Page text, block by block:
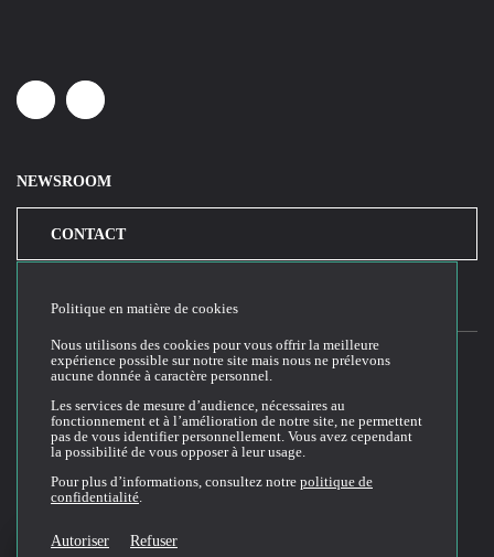
LinkedinYoutube
NEWSROOM
CONTACT
Conditions générales d'utilisation du site web
Politique de confidentialité
Politique de cookies
Conditions Générales de Vente et Utilisation (CGVU)
Politique en matière de cookies
Nous utilisons des cookies pour vous offrir la meilleure
expérience possible sur notre site mais nous ne prélevons
aucune donnée à caractère personnel.
Les services de mesure d’audience, nécessaires au
fonctionnement et à l’amélioration de notre site, ne permettent
pas de vous identifier personnellement. Vous avez cependant
la possibilité de vous opposer à leur usage.
Pour plus d’informations, consultez notre politique de
confidentialité.
Autoriser Refuser